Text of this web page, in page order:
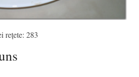
rețete: 283